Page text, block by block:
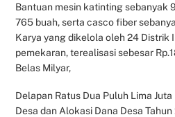
Bantuan mesin katinting sebanyak
765 buah, serta casco fiber
Karya yang dikelola oleh 24 Distrik
pemekaran, terealisasi sebesar
Belas Milyar,
Delapan Ratus Dua Puluh Lima
Desa dan Alokasi Dana Desa